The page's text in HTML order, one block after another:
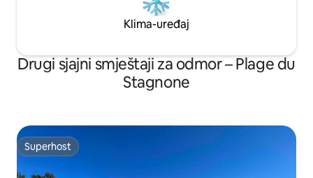
Klima-uređaj
Drugi sjajni smještaji za odmor – Plage du
Stagnone
Superhost
Superhost